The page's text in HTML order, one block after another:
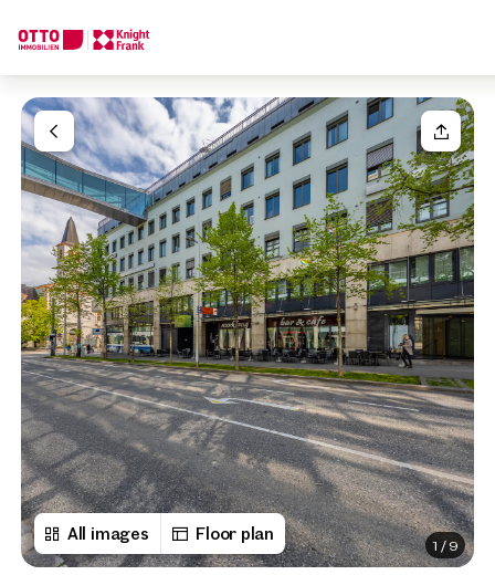
All images Floor plan
1 /9
Your request
Your message
Salutation
Please select
Title(optional)
First name
We find your
Dream Property
Tell us what you're looking for, and we'll find your dream
How would you like to contact us?
Online
Configure and have us find a property
Contact person
Call or schedule a callback